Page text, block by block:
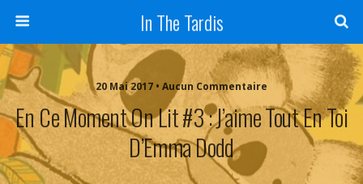
In The Tardis
20 Mai 2017 • Aucun Commentaire
En Ce Moment On Lit #3 : J’aime Tout En Toi
D’Emma Dodd